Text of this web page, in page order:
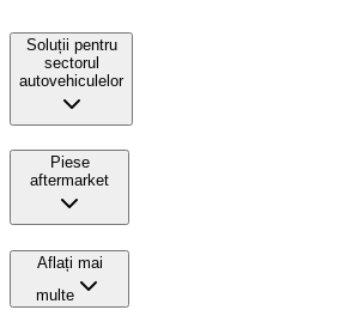
Soluții pentru
sectorul
autovehiculelor
Piese
aftermarket
Aflați mai
multe